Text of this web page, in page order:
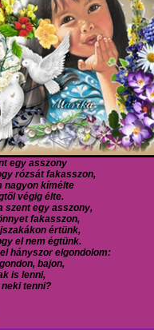
egy asszony
rózsát fakasszon,
nagyon kímélte
végig élte.
szent egy asszony,
fakasszon,
értünk,
el nem égtünk.
hányszor elgondolom:
bajon,
is lenni,
tenni?